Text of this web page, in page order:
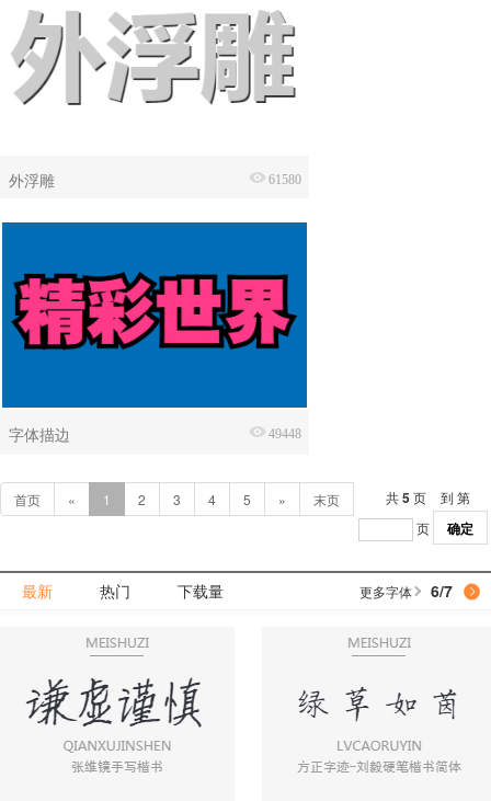
外浮雕 61580
字体描边 49448
首页 « 1 2 3 4 5 » 末页 共5页
到 第
页
确定
最新 热门 下载量 6/7
更多字体